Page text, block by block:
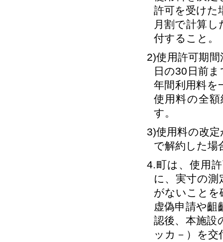
許可を受けた
月割で計算
付すること。
2)使用許可期
日の30日前
年間利用料を
使用料の全
す。
3)使用料の改
で解約した場
4.町は、使用
に、実寸の測
がないことを
虚偽申請や齟
認後、本施設
ッカ－）を